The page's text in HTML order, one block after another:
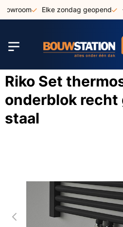
naar
Elke zondag geopend
Riko Set
onderblok
staal